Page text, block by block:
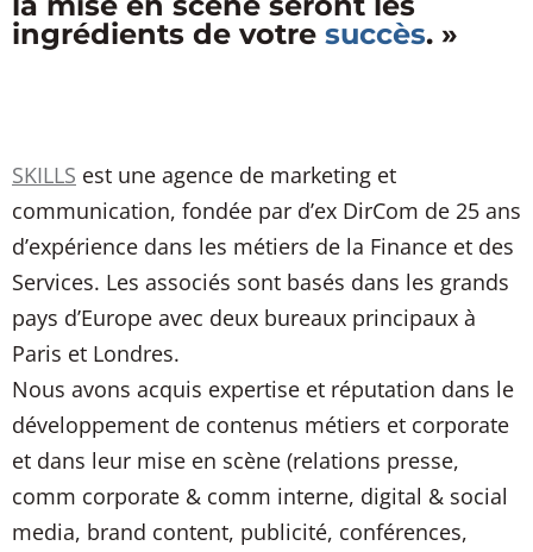
ingrédients de votre succès. »
SKILLS est une agence de marketing et
communication, fondée par d’ex DirCom de 25 ans
d’expérience dans les métiers de la Finance et des
Services. Les associés sont basés dans les grands
pays d’Europe avec deux bureaux principaux à
Paris et Londres.
Nous avons acquis expertise et réputation dans le
développement de contenus métiers et corporate
et dans leur mise en scène (relations presse,
comm corporate & comm interne, digital & social
media, brand content, publicité, conférences,